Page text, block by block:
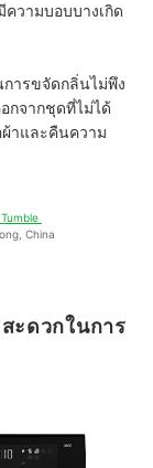
ความบอบบางเกิด
ารขจัดกลิ่นไม่พึง
กจากชุดที่ไม่ได้
าและคืนความ
China
ะดวกในการ